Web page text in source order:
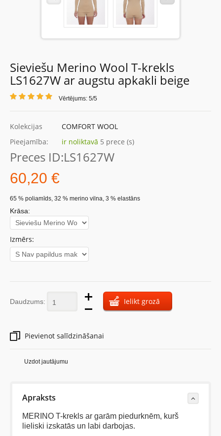
Sieviešu Merino Wool T-krekls
LS1627W ar augstu apkakli beige
Vērtējums: 5/5
Kolekcijas
COMFORT WOOL
Pieejamība:
ir noliktavā 5 prece (s)
Preces ID:LS1627W
60,20 €
65 % poliamīds, 32 % merino vilna, 3 % elastāns
Krāsa:
Izmērs:
Daudzums: Ielikt grozā
Pievienot salīdzināšanai
Uzdot jautājumu
Apraksts
MERINO T-krekls ar garām piedurknēm, kurš
lieliski izskatās un labi darbojas.